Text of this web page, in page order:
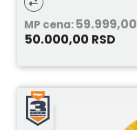
MP cena:59.999,00
50.000,00 RSD